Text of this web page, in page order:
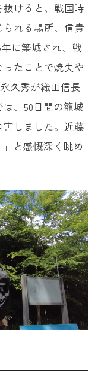
けると、戦国時
れる場所、信貴
に築城され、戦
たことで焼失や
久秀が織田信長
、50日間の籠城
しました。近藤
と感慨深く眺め